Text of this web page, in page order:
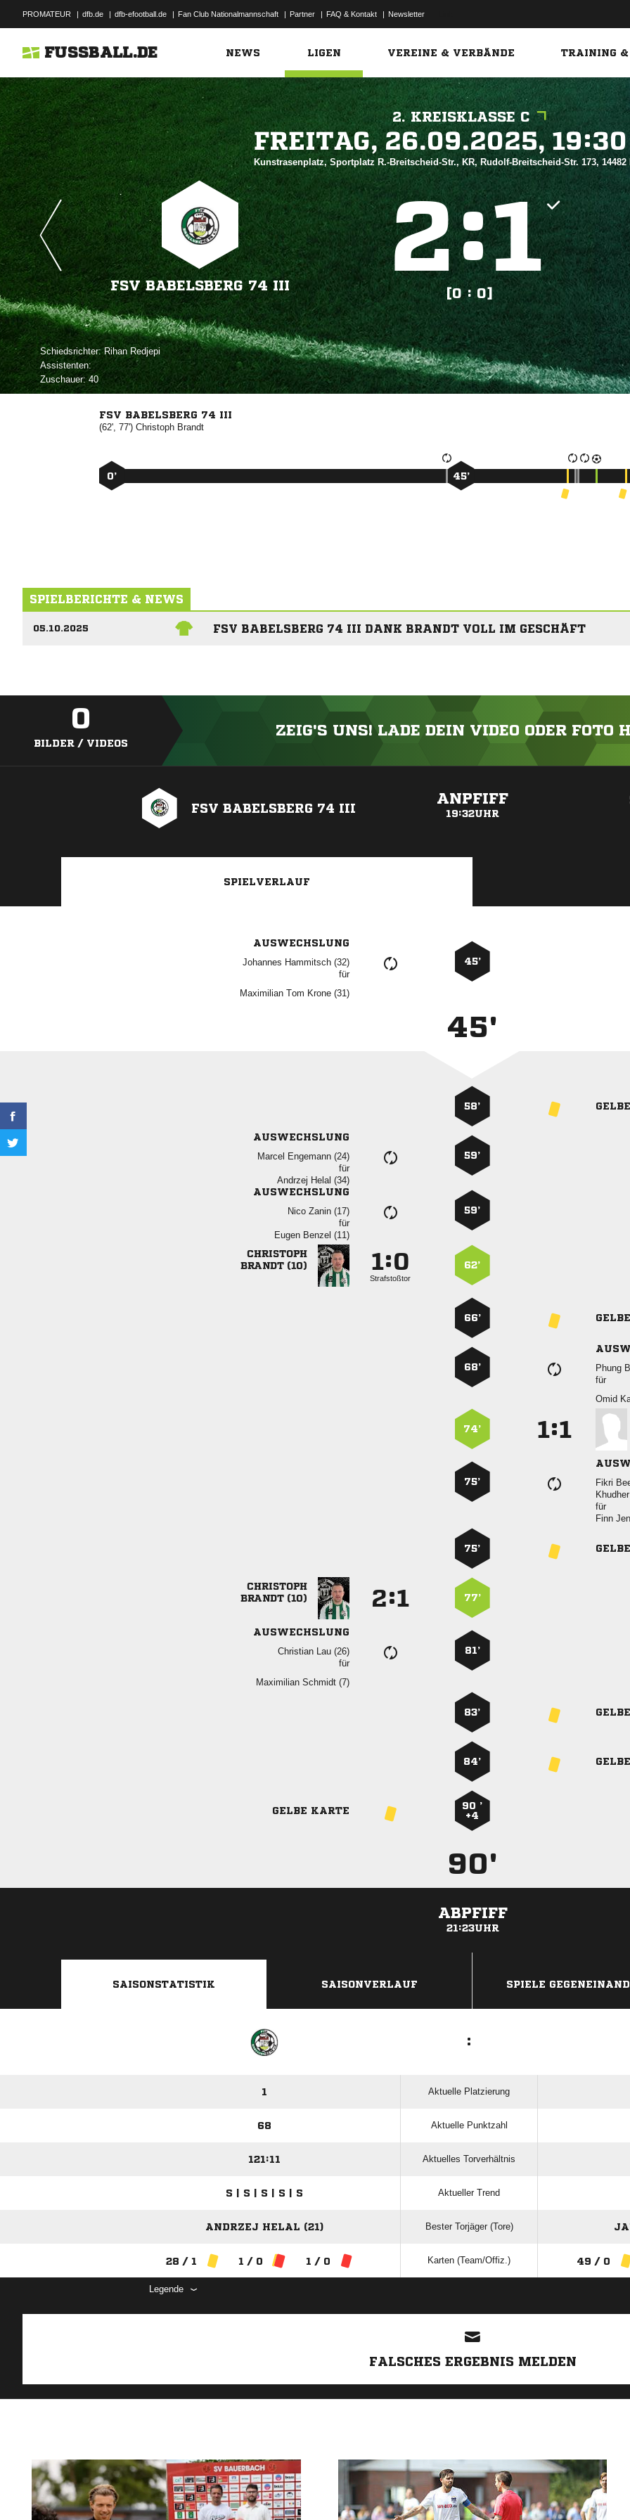
PROMATEUR | dfb.de | dfb-efootball.de | Fan Club Nationalmannschaft | Partner | FAQ & Kontakt | Newsletter
FUSSBALL.DE NEWS LIGEN VEREINE & VERBÄNDE TRAINING &
2. KREISKLASSE C
 
Kunstrasenplatz, Sportplatz R.-Breitscheid-Str., KR, Rudolf-Breitscheid-Str. 173,
FSV BABELSBERG 74 III
:
[0 : 0]
Schiedsrichter: 
Assistenten:
Zuschauer:40
FSV BABELSBERG 74 III
(62', 77') 
0’ 45’
SPIELBERICHTE & NEWS
05.10.2025 FSV BABELSBERG 74 III DANK BRANDT VOLL IM GESCHÄFT
0
BILDER / VIDEOS
ZEIG'S UNS! LADE DEIN VIDEO ODER FOTO
FSV BABELSBERG 74 III
ANPFIFF
19:32UHR
SPIELVERLAUF
AUSWECHSLUNG
  
für
   
45’
45'
58’
AUSWECHSLUNG
  
für
  
59’
AUSWECHSLUNG
  
für
  
59’

 
:
Strafstoßtor
62’
66’
68’

für

74’ :
75’


für

75’

 
: 77’
AUSWECHSLUNG
  
für
  
81’
83’
84’
GELBE KARTE
90 ’
+4
90'
ABPFIFF
21:23UHR
SAISONSTATISTIK SAISONVERLAUF SPIELE
:
1 Aktuelle Platzierung
68 Aktuelle Punktzahl
121:11 Aktuelles Torverhältnis
S | S | S | S | S Aktueller Trend
ANDRZEJ HELAL (21) Bester Torjäger (Tore)
28 / 1 1 / 0 1 / 0 Karten (Team/Offiz.) 49 / 0
Legende
FALSCHES ERGEBNIS MELDEN